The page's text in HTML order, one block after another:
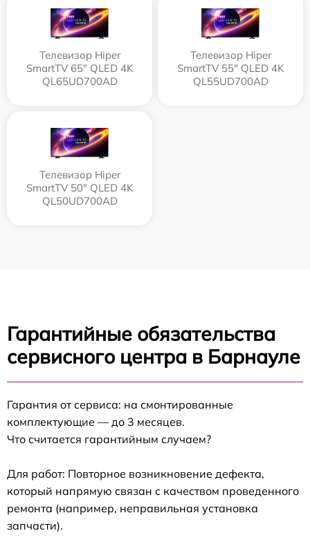
Телевизор Hiper
SmartTV 65" QLED 4K
QL65UD700AD
Телевизор Hiper
SmartTV 55" QLED 4K
QL55UD700AD
Телевизор Hiper
SmartTV 50" QLED 4K
QL50UD700AD
Гарантийные обязательства
сервисного центра в Барнауле
Гарантия от сервиса: на смонтированные
комплектующие — до 3 месяцев.
Что считается гарантийным случаем?
Для работ: Повторное возникновение дефекта,
который напрямую связан с качеством проведенного
ремонта (например, неправильная установка
запчасти).